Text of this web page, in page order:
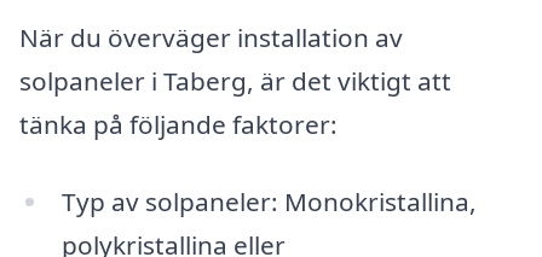
När du överväger installation av
solpaneler i Taberg, är det viktigt att
tänka på följande faktorer:
Typ av solpaneler: Monokristallina,
polykristallina eller